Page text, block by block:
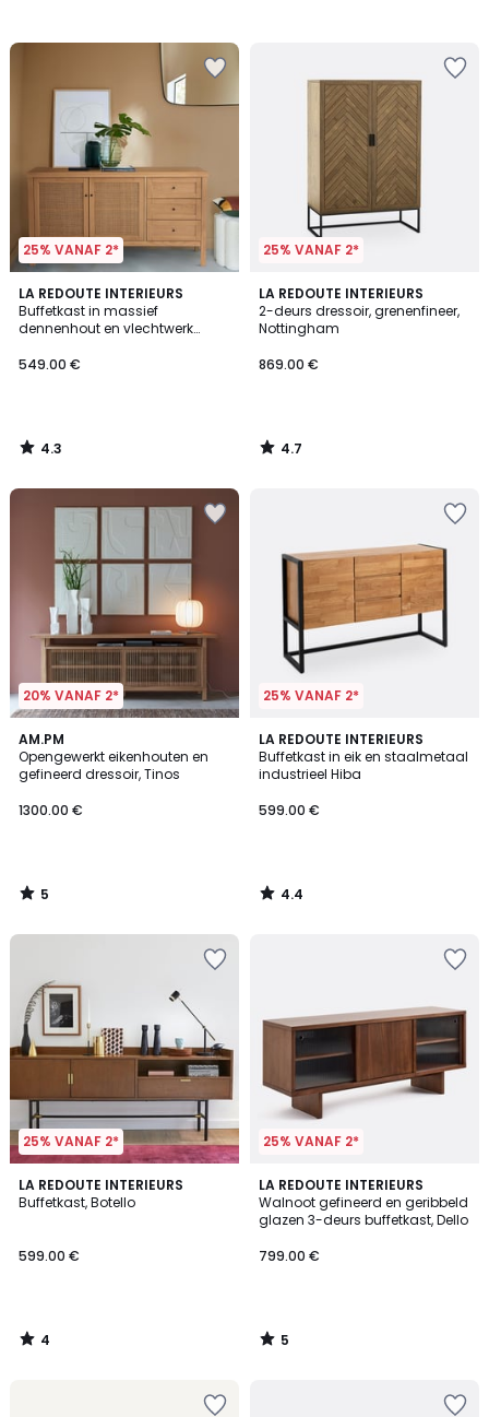
25% VANAF 2*
LA REDOUTE INTERIEURS
Buffetkast in massief
dennenhout en vlechtwerk
549.00 €
4.3
/ 5
4.3
/
25% VANAF 2*
LA REDOUTE INTERIEURS
2-deurs dressoir, grenenfineer,
Nottingham
869.00 €
4.7
/ 5
4.7
/
20% VANAF 2*
AM.PM
Opengewerkt eikenhouten en
gefineerd dressoir, Tinos
1300.00 €
5
/
5
5
/
25% VANAF 2*
LA REDOUTE INTERIEURS
Buffetkast in eik en staalmetaal
industrieel Hiba
599.00 €
4.4
/ 5
4.4
/
25% VANAF 2*
LA REDOUTE INTERIEURS
Buffetkast, Botello
599.00 €
4
/
4
/
25% VANAF 2*
LA REDOUTE INTERIEURS
Walnoot gefineerd en geribbeld
glazen 3-deurs buffetkast, Dello
799.00 €
5
/
5
5
/